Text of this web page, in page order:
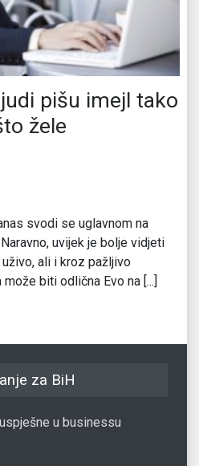
pišu imejl tako
žele
svodi se uglavnom na
uvijek je bolje vidjeti
ali i kroz pažljivo
biti odlična Evo na [...]
za BiH
u businessu